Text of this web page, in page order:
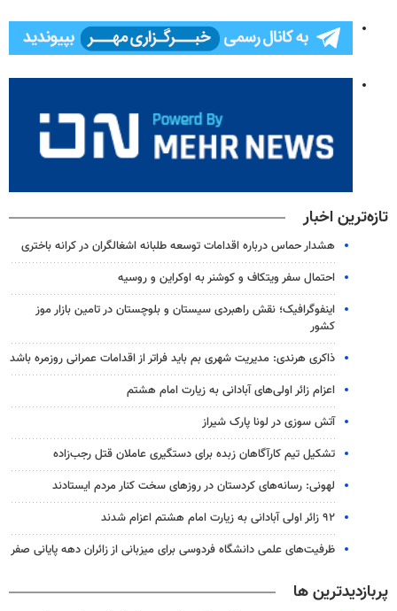
تازه‌ترین اخبار
هشدار حماس درباره اقدامات توسعه طلبانه اشغالگران در کرانه باختری
احتمال سفر ویتکاف و کوشنر به اوکراین و روسیه
اینفوگرافیک؛ نقش راهبردی سیستان و بلوچستان در تامین بازار موز
کشور
ذاکری هرندی: مدیریت شهری بم باید فراتر از اقدامات عمرانی روزمره باشد
اعزام زائر اولی‌های آبادانی به زیارت امام هشتم
آتش سوزی در لونا پارک شیراز
تشکیل تیم کارآگاهان زبده برای دستگیری عاملان قتل رجب‌زاده
لهونی: رسانه‌های کردستان در روزهای سخت کنار مردم ایستادند
۹۲ زائر اولی آبادانی به زیارت امام هشتم اعزام شدند
ظرفیت‌های علمی دانشگاه فردوسی برای میزبانی از زائران دهه پایانی صفر
پربازدیدترین ها